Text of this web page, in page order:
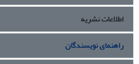
اطلاعات نشریه
راهنمای نویسندگان